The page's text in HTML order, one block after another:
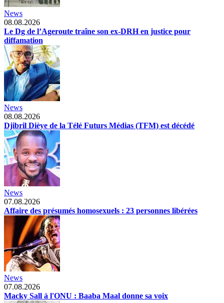
News
08.08.2026
Le Dg de l’Ageroute traîne son ex-DRH en justice pour
diffamation
News
08.08.2026
Djibril Dièye de la Télé Futurs Médias (TFM) est décédé
News
07.08.2026
Affaire des présumés homosexuels : 23 personnes libérées
News
07.08.2026
Macky Sall à l'ONU : Baaba Maal donne sa voix